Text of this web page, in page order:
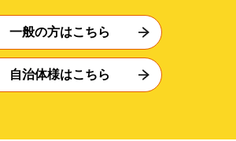
一般の方はこちら
自治体様はこちら